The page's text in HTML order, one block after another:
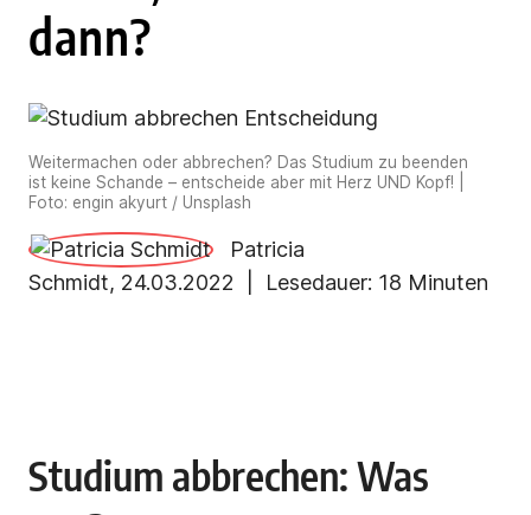
dann?
Weitermachen oder abbrechen? Das Studium zu beenden
ist keine Schande – entscheide aber mit Herz UND Kopf! |
Foto: engin akyurt / Unsplash
Patricia
Schmidt, 24.03.2022 | Lesedauer: 18 Minuten
Studium abbrechen: Was